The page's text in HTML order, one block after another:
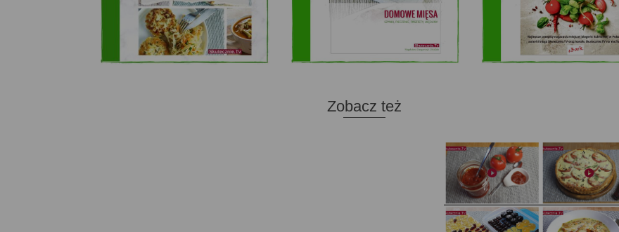
Zobacz też
Domowy ketchup (bez cukru) Tarta francuska z cebulą i pomidorem